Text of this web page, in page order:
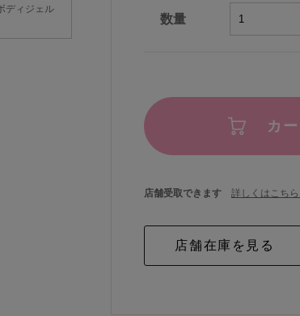
数量
カ
店舗受取できます 詳しくはこち